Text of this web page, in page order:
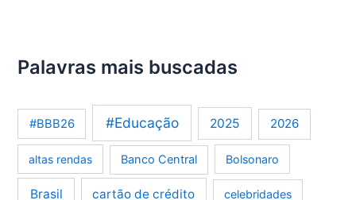
Palavras mais buscadas
#BBB26 #Educação 2025 2026
altas rendas Banco Central Bolsonaro
Brasil cartão de crédito celebridades